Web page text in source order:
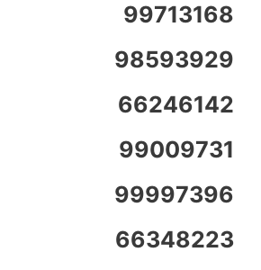
99713168
98593929
66246142
99009731
99997396
66348223